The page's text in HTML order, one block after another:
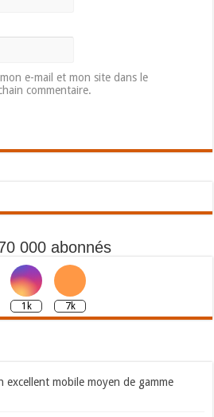
e-mail et mon site dans le
commentaire.
000 abonnés
1k 7k
excellent mobile moyen de gamme